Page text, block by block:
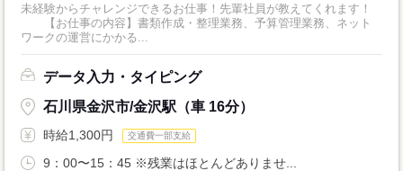
未経験からチャレンジできるお仕事！先輩社員が教えてくれます！
【お仕事の内容】書類作成・整理業務、予算管理業務、ネット
ワークの運営にかかる...
データ入力・タイピング
石川県金沢市/金沢駅（車 16分）
時給1,300円 交通費一部支給
9：00〜15：45 ※残業はほとんどありませ...